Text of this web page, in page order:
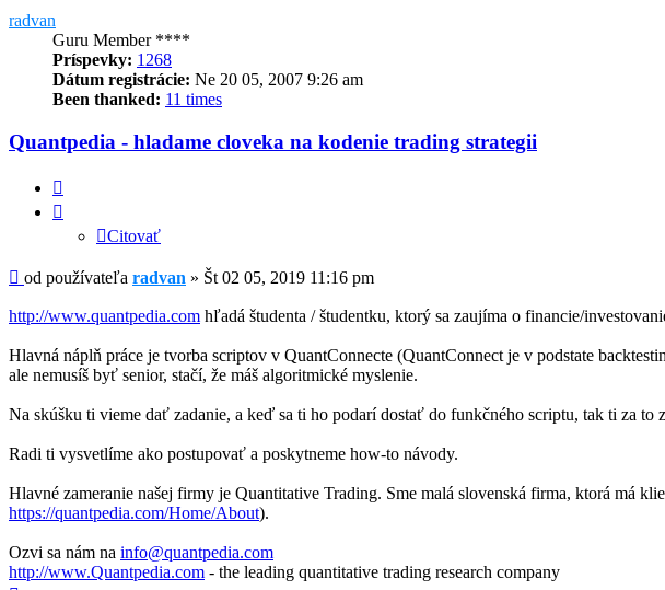
radvan
Guru Member ****
Príspevky: 1268
Dátum registrácie: Ne 20 05, 2007 9:26 am
Been thanked: 11 times
Quantpedia - hladame cloveka na kodenie trading strategii
Citovať
Príspevok
od používateľa radvan » Št 02 05, 2019 11:16 pm
http://www.quantpedia.com hľadá študenta / študentku, ktorý sa zaujíma o financie/
Hlavná náplň práce je tvorba scriptov v QuantConnecte (QuantConnect je v podstate
ale nemusíš byť senior, stačí, že máš algoritmické myslenie.
Na skúšku ti vieme dať zadanie, a keď sa ti ho podarí dostať do funkčného scriptu, tak ti za to
Radi ti vysvetlíme ako postupovať a poskytneme how-to návody.
Hlavné zameranie našej firmy je Quantitative Trading. Sme malá slovenská firma, ktorá má
https://quantpedia.com/Home/About).
Ozvi sa nám na info@quantpedia.com
http://www.Quantpedia.com - the leading quantitative trading research company